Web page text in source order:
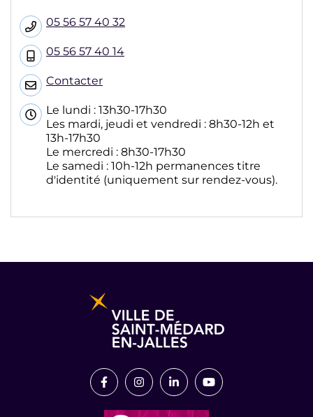
05 56 57 40 32
05 56 57 40 14
Contacter
Le lundi : 13h30-17h30
Les mardi, jeudi et vendredi : 8h30-12h et
13h-17h30
Le mercredi : 8h30-17h30
Le samedi : 10h-12h permanences titre
d'identité (uniquement sur rendez-vous).
Lien vers le compte Facebook
Lien vers le compte Instagram
Lien vers le compte
Lien vers la